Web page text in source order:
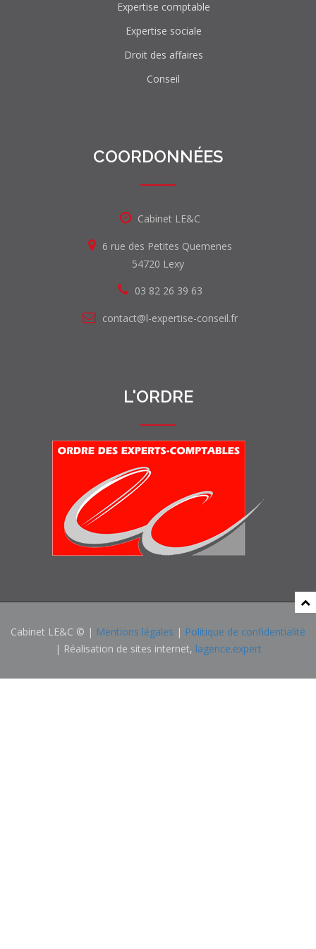
Expertise comptable
Expertise sociale
Droit des affaires
Conseil
COORDONNÉES
Cabinet LE&C
6 rue des Petites Quemenes
54720 Lexy
03 82 26 39 63
contact@l-expertise-conseil.fr
L'ORDRE
Cabinet LE&C © | Mentions légales | Politique de confidentialité
| Réalisation de sites internet, lagence.expert